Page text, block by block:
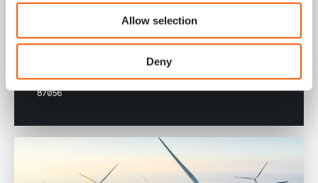
Allow selection
Deny
Standort Memmingen
STANDORT
STELLENAUSSCHREIBUNG ID
87056